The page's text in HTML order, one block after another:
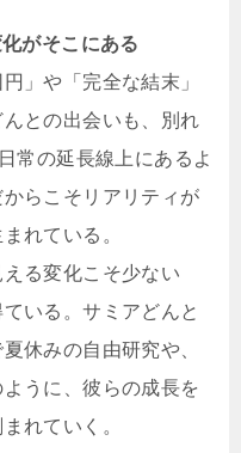
がそこにある
」や「完全な結末」
との出会いも、別れ
常の延長線上にあるよ
らこそリアリティが
れている。
る変化こそ少ない
いる。サミアどんと
休みの自由研究や、
うに、彼らの成長を
れていく。